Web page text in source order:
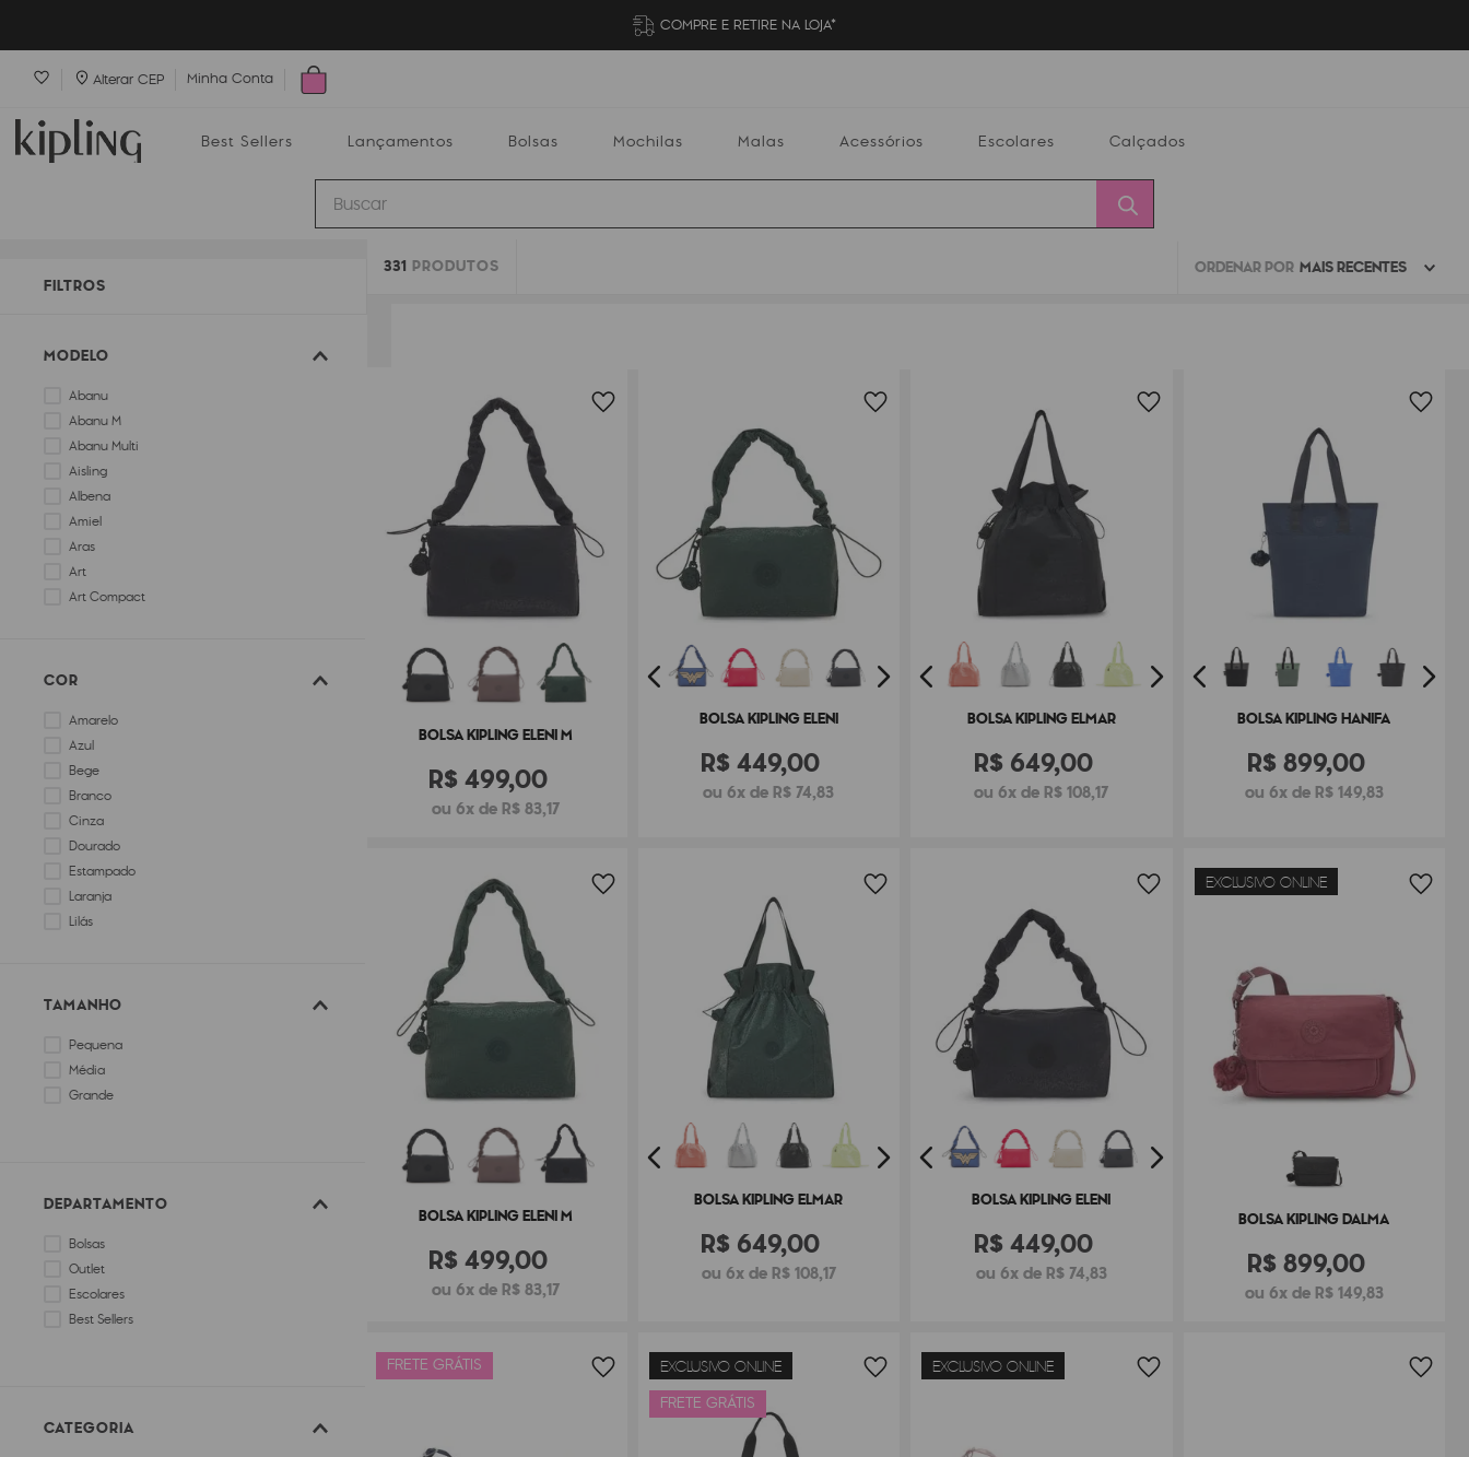
COMPRE E RETIRE NA LOJA*
Alterar CEP Minha Conta
Best Sellers Lançamentos Bolsas Mochilas Malas Acessórios Escolares Calçados
Buscar
Lançamentos Bolsas
Alterar
Minha
FILTROS
MODELO
Abanu
Abanu M
Abanu Multi
Aisling
Albena
Amiel
Aras
Art
Art Compact
COR
Amarelo
Azul
Bege
Branco
Cinza
Dourado
Estampado
Laranja
Lilás
TAMANHO
Pequena
Média
Grande
DEPARTAMENTO
Bolsas
Outlet
Escolares
Best Sellers
CATEGORIA
331 PRODUTOS ORDENAR POR MAIS RECENTES
BOLSA KIPLING ELENI M
R$499,00
ou 6x de R$ 83,17
BOLSA KIPLING ELENI
R$ 449,00
ou 6x de R$ 74,83
BOLSA KIPLING ELMAR
R$ 649,00
ou 6x de R$ 108,17
BOLSA KIPLING HANIFA
R$899,00
ou 6x de R$ 149,83
BOLSA KIPLING ELENI M
R$499,00
ou 6x de R$ 83,17
BOLSA KIPLING ELMAR
R$ 649,00
ou 6x de R$ 108,17
BOLSA KIPLING ELENI
R$449,00
ou 6x de R$ 74,83
EXCLUSIVO ONLINE
BOLSA KIPLING DALMA
R$899,00
ou 6x de R$ 149,83
FRETE GRÁTIS EXCLUSIVO ONLINE
FRETE GRÁTIS
EXCLUSIVO ONLINE